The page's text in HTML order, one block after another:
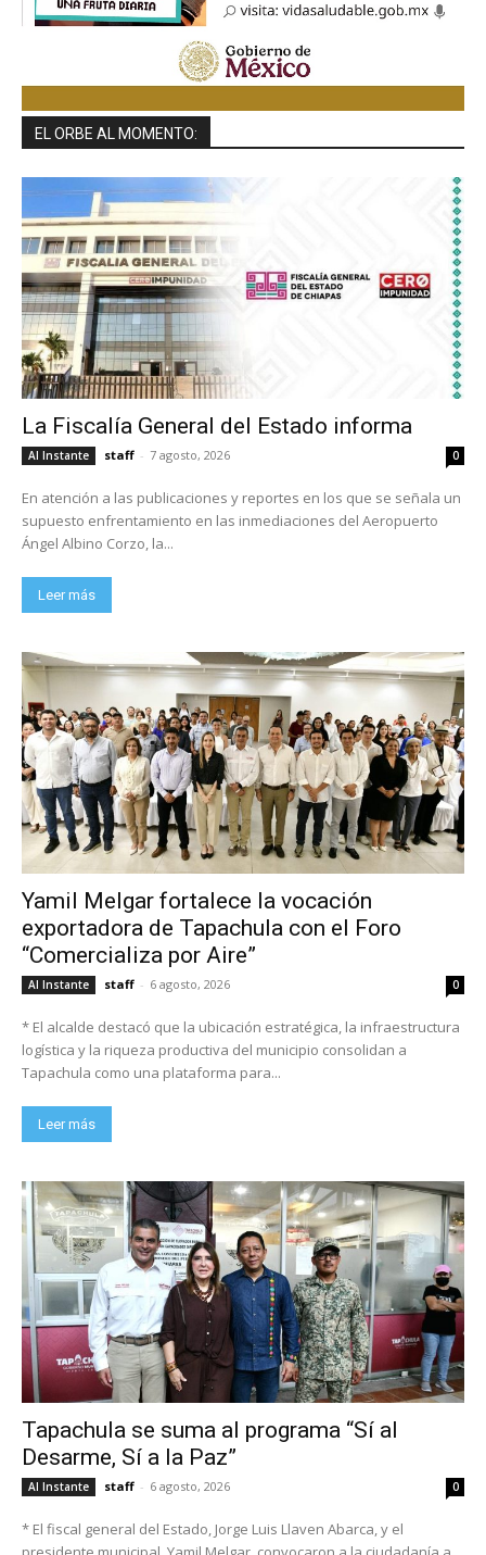
EL ORBE AL MOMENTO:
La Fiscalía General del Estado informa
Al Instante staff - 7 agosto, 2026 0
En atención a las publicaciones y reportes en los que se señala un
supuesto enfrentamiento en las inmediaciones del Aeropuerto
Ángel Albino Corzo, la...
Leer más
Yamil Melgar fortalece la vocación
exportadora de Tapachula con el Foro
“Comercializa por Aire”
Al Instante staff - 6 agosto, 2026 0
* El alcalde destacó que la ubicación estratégica, la infraestructura
logística y la riqueza productiva del municipio consolidan a
Tapachula como una plataforma para...
Leer más
Tapachula se suma al programa “Sí al
Desarme, Sí a la Paz”
Al Instante staff - 6 agosto, 2026 0
* El fiscal general del Estado, Jorge Luis Llaven Abarca, y el